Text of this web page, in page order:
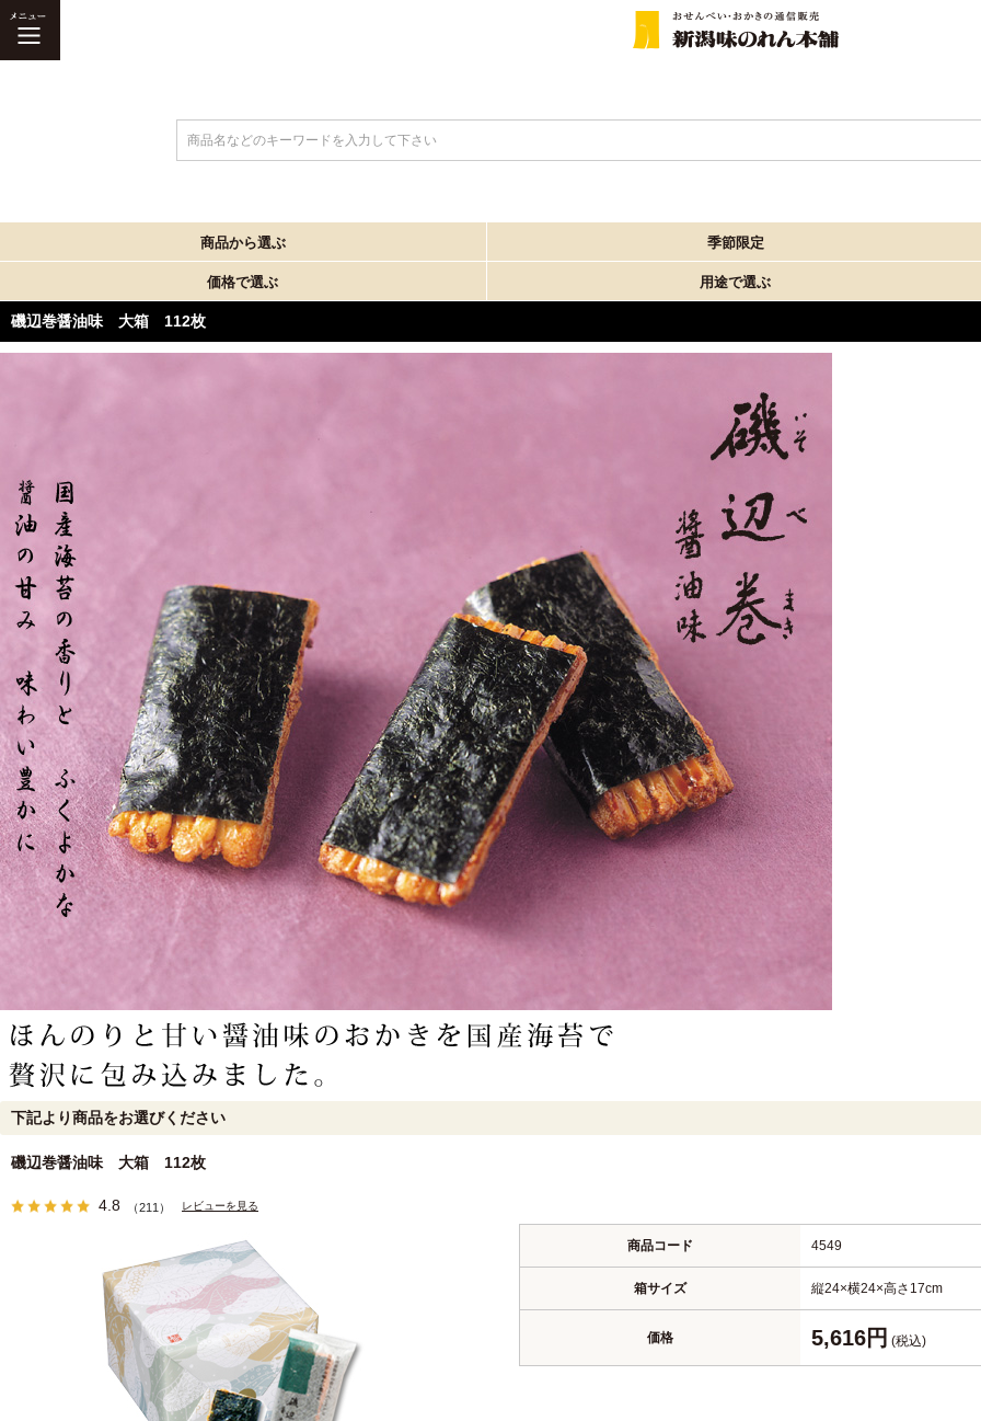
商品名などのキーワードを入力して下さい
商品から選ぶ 季節限定
価格で選ぶ 用途で選ぶ
磯辺巻醤油味 大箱 112枚
下記より商品をお選びください
磯辺巻醤油味 大箱 112枚
4.8 （211） レビューを見る
商品コード 4549
箱サイズ 縦24×横24×高さ17cm
価格 5,616円 (税込)